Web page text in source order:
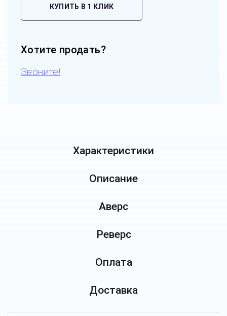
КУПИТЬ В 1 КЛИК
Хотите продать?
Звоните!
Характеристики
Описание
Аверс
Реверс
Оплата
Доставка